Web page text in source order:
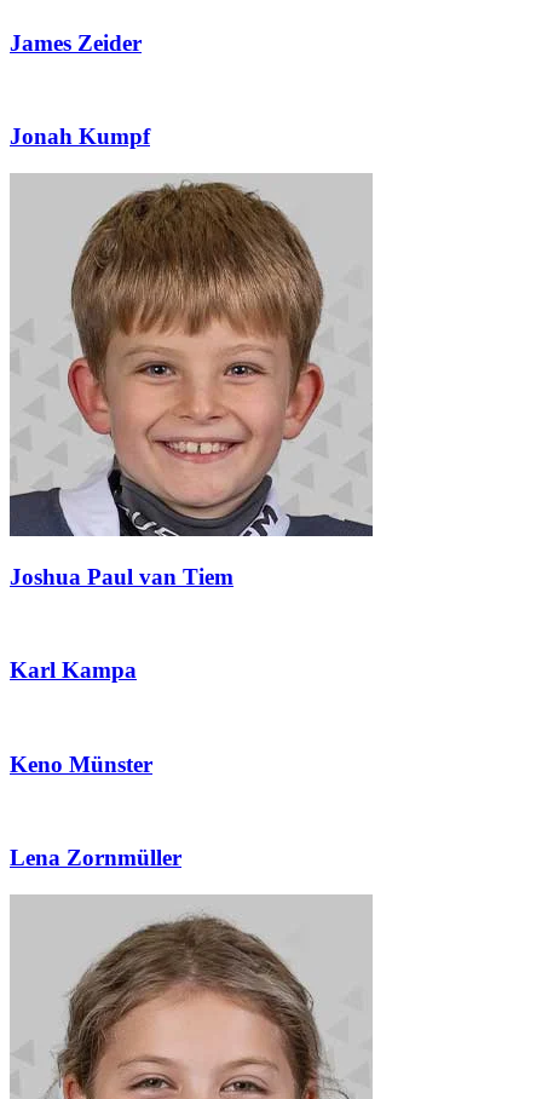
James Zeider
Jonah Kumpf
Joshua Paul van Tiem
Karl Kampa
Keno Münster
Lena Zornmüller